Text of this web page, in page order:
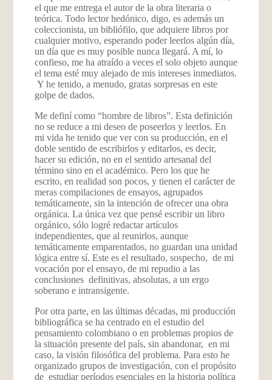
el que me entrega el autor de la obra literaria o
teórica. Todo lector hedónico, digo, es además un
coleccionista, un bibliófilo, que adquiere libros por
cualquier motivo, esperando poder leerlos algún día,
un día que es muy posible nunca llegará. A mí, lo
confieso, me ha atraído a veces el solo objeto aunque
el tema esté muy alejado de mis intereses inmediatos.
Y he tenido, a menudo, gratas sorpresas en este
golpe de dados.
Me definí como “hombre de libros”. Esta definición
no se reduce a mi deseo de poseerlos y leerlos. En
mi vida he tenido que ver con su producción, en el
doble sentido de escribirlos y editarlos, es decir,
hacer su edición, no en el sentido artesanal del
término sino en el académico. Pero los que he
escrito, en realidad son pocos, y tienen el carácter de
meras compilaciones de ensayos, agrupados
temáticamente, sin la intención de ofrecer una obra
orgánica. La única vez que pensé escribir un libro
orgánico, sólo logré redactar artículos
independientes, que al reunirlos, aunque
temáticamente emparentados, no guardan una unidad
lógica entre sí. Este es el resultado, sospecho, de mi
vocación por el ensayo, de mi repudio a las
conclusiones definitivas, absolutas, a un ergo
soberano e intransigente.
Por otra parte, en las últimas décadas, mi producción
bibliográfica se ha centrado en el estudio del
pensamiento colombiano o en problemas propios de
la situación presente del país, sin abandonar, en mi
caso, la visión filosófica del problema. Para esto he
organizado grupos de investigación, con el propósito
de estudiar períodos esenciales en la historia política